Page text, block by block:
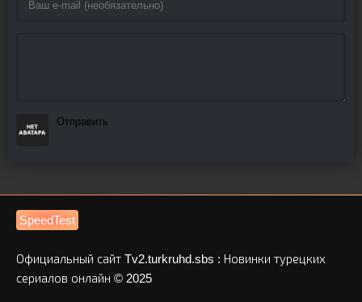
Отправить
SpeedTest
Официальный сайт Tv2.turkruhd.sbs : Новинки турецких
сериалов онлайн © 2025